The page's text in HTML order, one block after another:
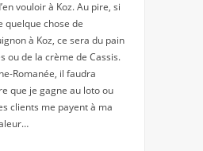
vouloir à Koz. Au pire, si
quelque chose de
à Koz, ce sera du pain
ou de la crème de Cassis.
Romanée, il faudra
que je gagne au loto ou
clients me payent à ma